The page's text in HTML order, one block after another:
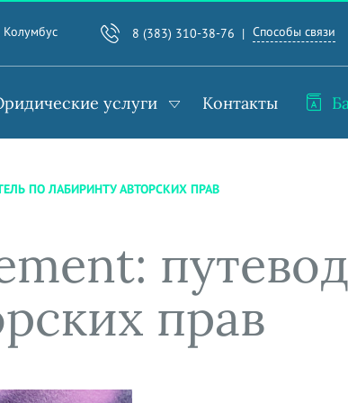
Колумбус 8 (383) 310-38-76 Способы связи
услуги Контакты
ПО ЛАБИРИНТУ АВТОРСКИХ ПРАВ
прав